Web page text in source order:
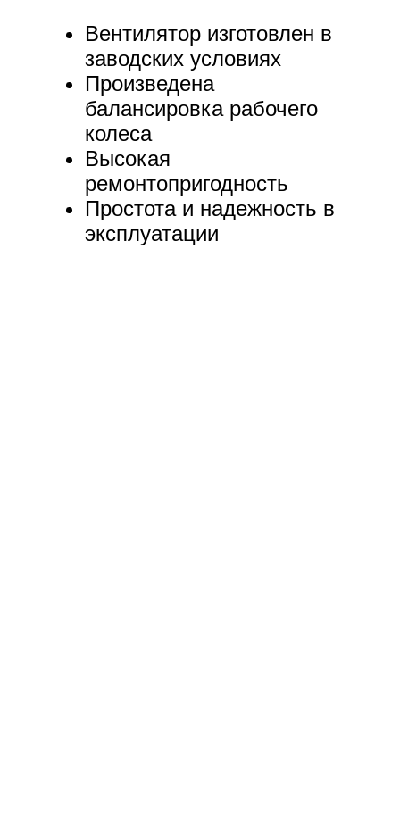
Вентилятор изготовлен в
заводских условиях
Произведена
балансировка рабочего
колеса
Высокая
ремонтопригодность
Простота и надежность в
эксплуатации